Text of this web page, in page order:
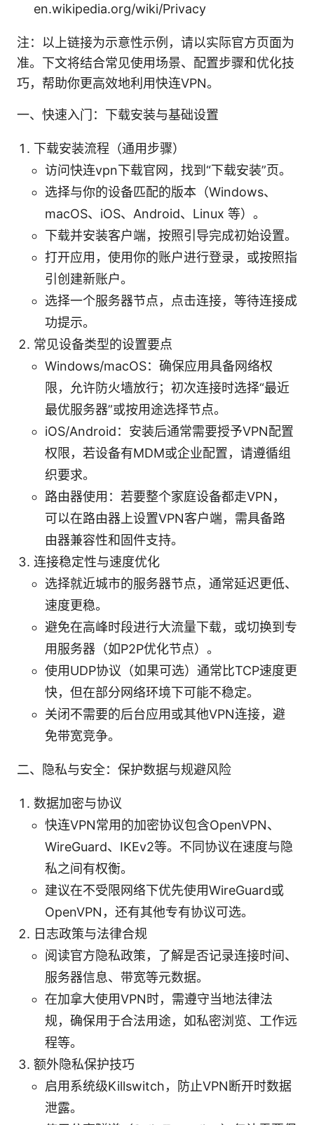
en.wikipedia.org/wiki/Privacy
注：以上链接为示意性示例，请以实际官方页面为
准。下文将结合常见使用场景、配置步骤和优化技
巧，帮助你更高效地利用快连VPN。
一、快速入门：下载安装与基础设置
下载安装流程（通用步骤）
访问快连vpn下载官网，找到“下载安装”页。
选择与你的设备匹配的版本（Windows、
macOS、iOS、Android、Linux 等）。
下载并安装客户端，按照引导完成初始设置。
打开应用，使用你的账户进行登录，或按照指
引创建新账户。
选择一个服务器节点，点击连接，等待连接成
功提示。
常见设备类型的设置要点
Windows/macOS：确保应用具备网络权
限，允许防火墙放行；初次连接时选择“最近
最优服务器”或按用途选择节点。
iOS/Android：安装后通常需要授予VPN配置
权限，若设备有MDM或企业配置，请遵循组
织要求。
路由器使用：若要整个家庭设备都走VPN，
可以在路由器上设置VPN客户端，需具备路
由器兼容性和固件支持。
连接稳定性与速度优化
选择就近城市的服务器节点，通常延迟更低、
速度更稳。
避免在高峰时段进行大流量下载，或切换到专
用服务器（如P2P优化节点）。
使用UDP协议（如果可选）通常比TCP速度更
快，但在部分网络环境下可能不稳定。
关闭不需要的后台应用或其他VPN连接，避
免带宽竞争。
二、隐私与安全：保护数据与规避风险
数据加密与协议
快连VPN常用的加密协议包含OpenVPN、
WireGuard、IKEv2等。不同协议在速度与隐
私之间有权衡。
建议在不受限网络下优先使用WireGuard或
OpenVPN，还有其他专有协议可选。
日志政策与法律合规
阅读官方隐私政策，了解是否记录连接时间、
服务器信息、带宽等元数据。
在加拿大使用VPN时，需遵守当地法律法
规，确保用于合法用途，如私密浏览、工作远
程等。
额外隐私保护技巧
启用系统级Killswitch，防止VPN断开时数据
泄露。